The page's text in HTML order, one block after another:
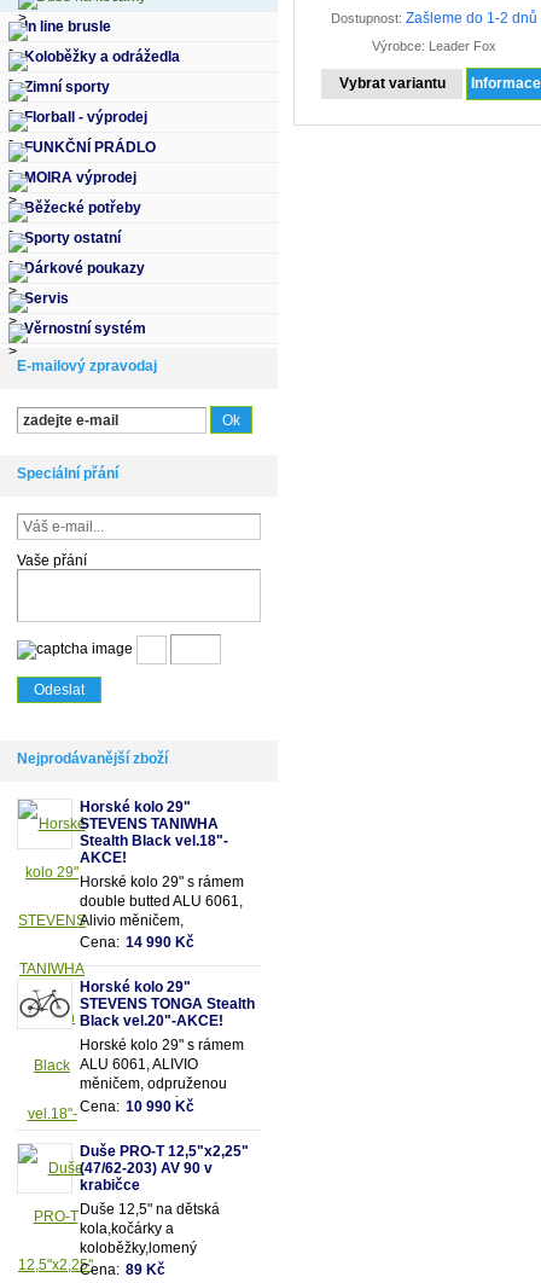
Dostupnost: Zašleme do 1-2 dnů
Výrobce: Leader Fox
Vybrat variantu Informace
In line brusle
Koloběžky a odrážedla
Zimní sporty
Florball - výprodej
FUNKČNÍ PRÁDLO
MOIRA výprodej
Běžecké potřeby
Sporty ostatní
Dárkové poukazy
Servis
Věrnostní systém
E-mailový zpravodaj
Speciální přání
Vaše přání
Nejprodávanější zboží
Horské kolo 29"
STEVENS TANIWHA
Stealth Black vel.18"-
AKCE!
Horské kolo 29" s rámem
double butted ALU 6061,
Alivio měničem,
odpruženou olejovou vidlicí
SUNTOUR se zamykáním
a 18 převody
Cena: 14 990 Kč
Horské kolo 29"
STEVENS TONGA Stealth
Black vel.20"-AKCE!
Horské kolo 29" s rámem
ALU 6061, ALIVIO
měničem, odpruženou
olejovou vidlicí SUNTOUR
převody
Cena: 10 990 Kč
Duše PRO-T 12,5"x2,25"
(47/62-203) AV 90 v
krabičce
Duše 12,5" na dětská
kola,kočárky a
koloběžky,lomený
motoventil AV90 - pro
Cena: 89 Kč